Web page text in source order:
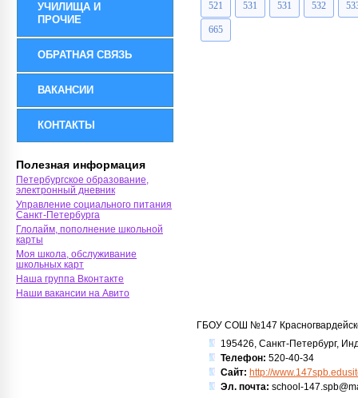
УЧИЛИЩА И
ПРОЧИЕ
ОБРАТНАЯ СВЯЗЬ
ВАКАНСИИ
КОНТАКТЫ
Полезная информация
Петербургское образование,
электронный дневник
Управление социального питания
Санкт-Петербурга
Глолайм, пополнение школьной
карты
Моя школа, обслуживание
школьных карт
Наша группа Вконтакте
Наши вакансии на Авито
521 531 531 532
665
ГБОУ СОШ №147
195426, Санкт-Петербург,
Телефон: 520-40-34
Сайт: http://
Эл. почта: school-